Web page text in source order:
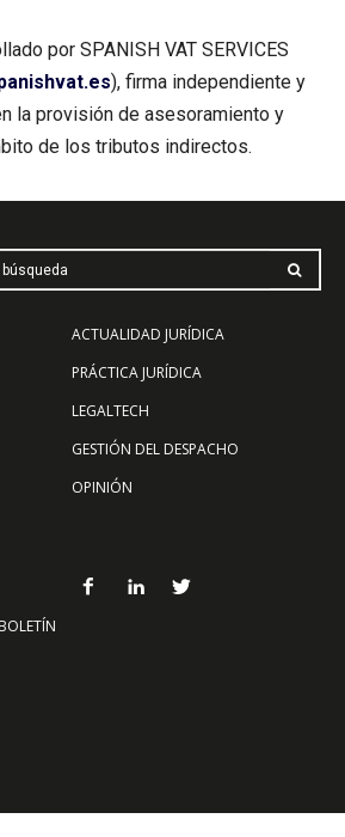
por SPANISH VAT SERVICES
), firma independiente y
la provisión de asesoramiento y
de los tributos indirectos.
ACTUALIDAD JURÍDICA
PRÁCTICA JURÍDICA
LEGALTECH
GESTIÓN DEL DESPACHO
OPINIÓN